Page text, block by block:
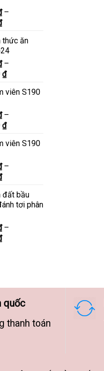
đến
8.200.000 ₫
–
Khoảng
từ
5.900.000 ₫
đến
7.600.000 ₫
thức ăn
–
₫Khoảng
từ
đến
12.100.000 ₫
viên S190
–
₫Khoảng
từ
đến
viên S190
–
Khoảng
từ
7.500.000 ₫
9.500.000 ₫
đất bầu
tơi phân
–
Khoảng
9.500.000 ₫
quốc
thanh toán